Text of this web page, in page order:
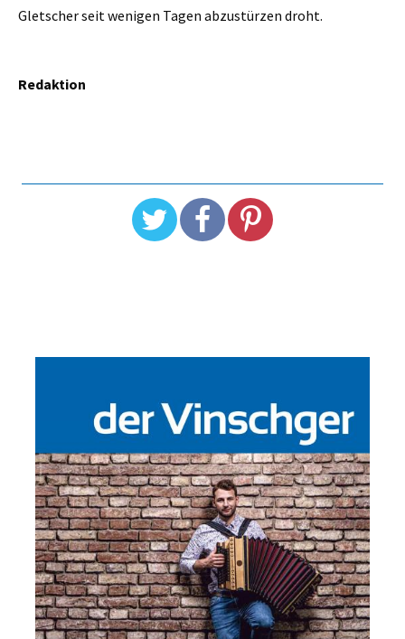
Gletscher seit wenigen Tagen abzustürzen droht.
Redaktion